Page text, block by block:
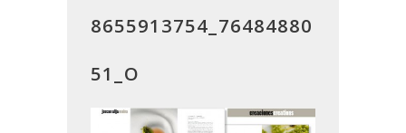
8655913754_76484880
51_O